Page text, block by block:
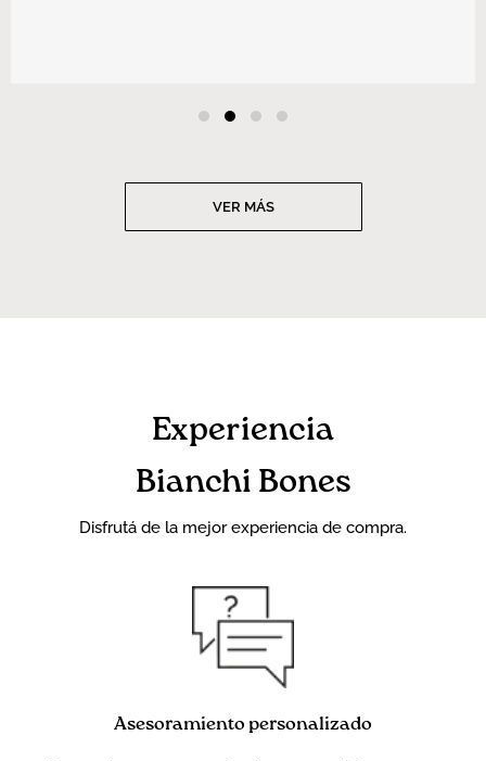
VER MÁS
Experiencia
Bianchi Bones
Disfrutá de la mejor experiencia de compra.
Asesoramiento personalizado